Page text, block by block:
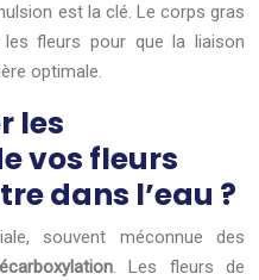
est la clé. Le corps gras
fleurs pour que la liaison
optimale.
les
vos fleurs
dans l’eau ?
souvent méconnue des
. Les fleurs de